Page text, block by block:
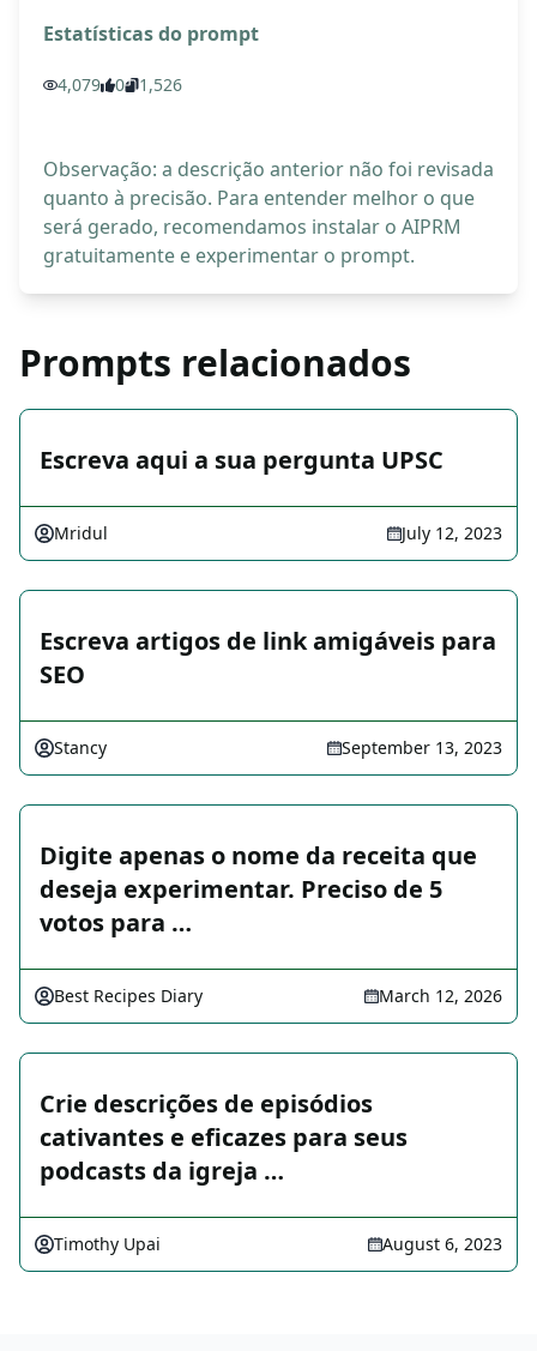
Estatísticas do prompt
4,079 0 1,526
Observação: a descrição anterior não foi revisada
quanto à precisão. Para entender melhor o que
será gerado, recomendamos instalar o AIPRM
gratuitamente e experimentar o prompt.
Prompts relacionados
Escreva aqui a sua pergunta UPSC
Mridul July 12, 2023
Escreva artigos de link amigáveis para
SEO
Stancy September 13, 2023
Digite apenas o nome da receita que
deseja experimentar. Preciso de 5
votos para …
Best Recipes Diary March 12, 2026
Crie descrições de episódios
cativantes e eficazes para seus
podcasts da igreja …
Timothy Upai August 6, 2023